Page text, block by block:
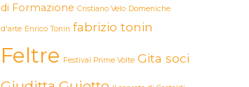
di Formazione Cristiano Velo Domeniche
d'arte Enrico Tonin fabrizio tonin
Feltre Festival Prime Volte Gita soci